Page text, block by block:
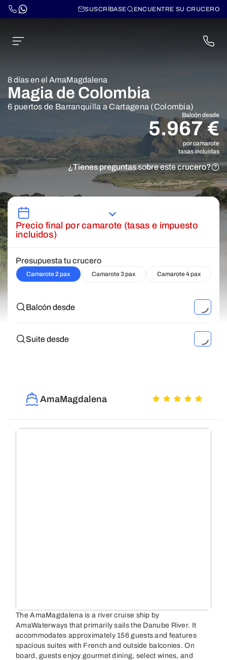
SUSCRÍBASE ENCUENTRE SU CRUCERO
8 días en el AmaMagdalena
Magia de Colombia
6 puertos de Barranquilla a Cartagena (Colombia)
Balcón desde
5.967 €
por camarote
tasas incluidas
¿Tienes preguntas sobre este crucero?
Precio final por camarote (tasas e impuesto
incluidos)
Presupuesta tu crucero
Camarote 2 pax Camarote 3 pax Camarote 4 pax
Balcón desde
Suite desde
AmaMagdalena
The AmaMagdalena is a river cruise ship by
AmaWaterways that primarily sails the Danube River. It
accommodates approximately 156 guests and features
spacious suites with French and outside balconies. On
board, guests enjoy gourmet dining, select wines, and